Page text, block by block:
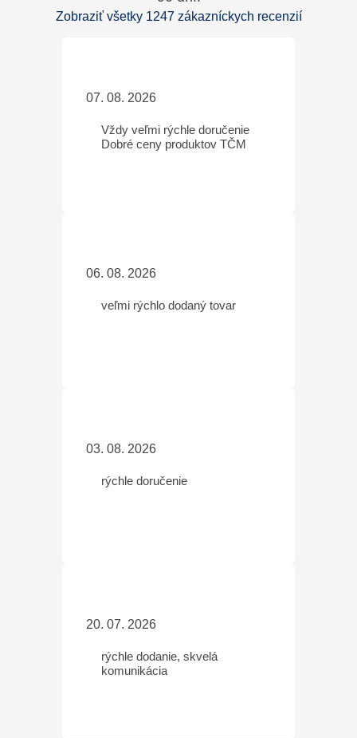
Zobraziť všetky 1247 zákazníckych recenzií
07. 08. 2026
Vždy veľmi rýchle doručenie
Dobré ceny produktov TČM
06. 08. 2026
veľmi rýchlo dodaný tovar
03. 08. 2026
rýchle doručenie
20. 07. 2026
rýchle dodanie, skvelá
komunikácia